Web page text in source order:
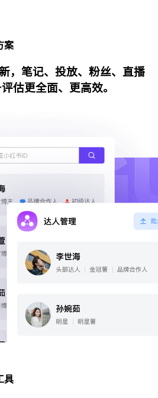
案
，笔记、投放、粉丝、直播
估更全面、更高效。
具